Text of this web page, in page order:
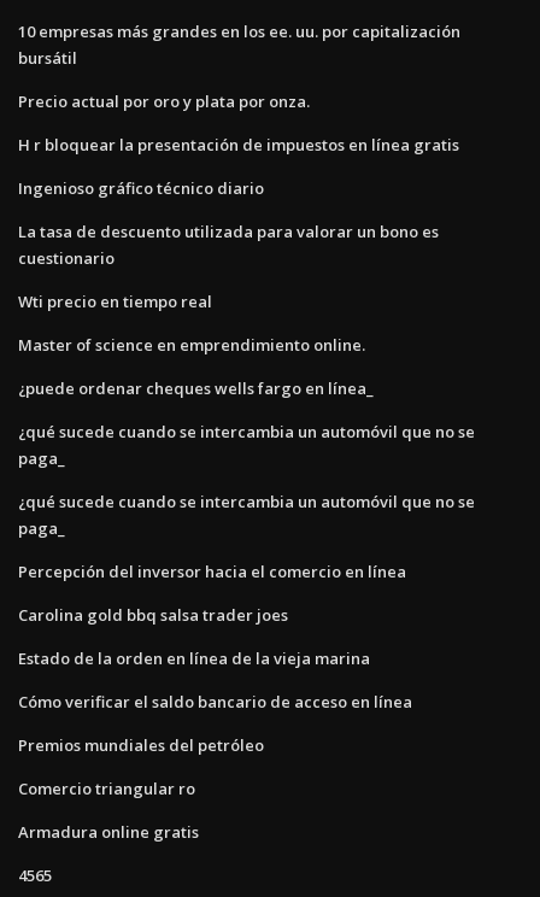
10 empresas más grandes en los ee. uu. por capitalización
bursátil
Precio actual por oro y plata por onza.
H r bloquear la presentación de impuestos en línea gratis
Ingenioso gráfico técnico diario
La tasa de descuento utilizada para valorar un bono es
cuestionario
Wti precio en tiempo real
Master of science en emprendimiento online.
¿puede ordenar cheques wells fargo en línea_
¿qué sucede cuando se intercambia un automóvil que no se
paga_
¿qué sucede cuando se intercambia un automóvil que no se
paga_
Percepción del inversor hacia el comercio en línea
Carolina gold bbq salsa trader joes
Estado de la orden en línea de la vieja marina
Cómo verificar el saldo bancario de acceso en línea
Premios mundiales del petróleo
Comercio triangular ro
Armadura online gratis
4565